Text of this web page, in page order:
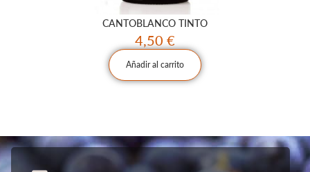
CANTOBLANCO TINTO
4,50 €
Añadir al carrito